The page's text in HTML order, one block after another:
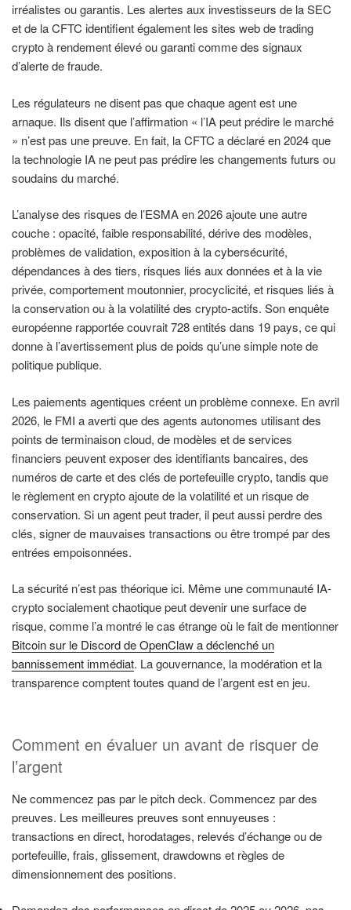
irréalistes ou garantis. Les alertes aux investisseurs de la SEC
et de la CFTC identifient également les sites web de trading
crypto à rendement élevé ou garanti comme des signaux
d’alerte de fraude.
Les régulateurs ne disent pas que chaque agent est une
arnaque. Ils disent que l’affirmation « l’IA peut prédire le marché
» n’est pas une preuve. En fait, la CFTC a déclaré en 2024 que
la technologie IA ne peut pas prédire les changements futurs ou
soudains du marché.
L’analyse des risques de l’ESMA en 2026 ajoute une autre
couche : opacité, faible responsabilité, dérive des modèles,
problèmes de validation, exposition à la cybersécurité,
dépendances à des tiers, risques liés aux données et à la vie
privée, comportement moutonnier, procyclicité, et risques liés à
la conservation ou à la volatilité des crypto-actifs. Son enquête
européenne rapportée couvrait 728 entités dans 19 pays, ce qui
donne à l’avertissement plus de poids qu’une simple note de
politique publique.
Les paiements agentiques créent un problème connexe. En avril
2026, le FMI a averti que des agents autonomes utilisant des
points de terminaison cloud, de modèles et de services
financiers peuvent exposer des identifiants bancaires, des
numéros de carte et des clés de portefeuille crypto, tandis que
le règlement en crypto ajoute de la volatilité et un risque de
conservation. Si un agent peut trader, il peut aussi perdre des
clés, signer de mauvaises transactions ou être trompé par des
entrées empoisonnées.
La sécurité n’est pas théorique ici. Même une communauté IA-
crypto socialement chaotique peut devenir une surface de
risque, comme l’a montré le cas étrange où le fait de mentionner
Bitcoin sur le Discord de OpenClaw a déclenché un
bannissement immédiat. La gouvernance, la modération et la
transparence comptent toutes quand de l’argent est en jeu.
Comment en évaluer un avant de risquer de
l’argent
Ne commencez pas par le pitch deck. Commencez par des
preuves. Les meilleures preuves sont ennuyeuses :
transactions en direct, horodatages, relevés d’échange ou de
portefeuille, frais, glissement, drawdowns et règles de
dimensionnement des positions.